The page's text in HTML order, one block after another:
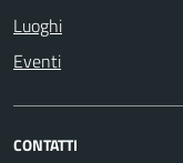
Luoghi
Eventi
CONTATTI